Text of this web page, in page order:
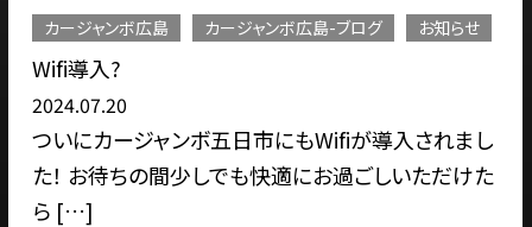
カージャンボ広島 カージャンボ広島-ブログ お知らせ
Wifi導入?
2024.07.20
ついにカージャンボ五日市にもWifiが導入されまし
た！ お待ちの間少しでも快適にお過ごしいただけた
ら […]